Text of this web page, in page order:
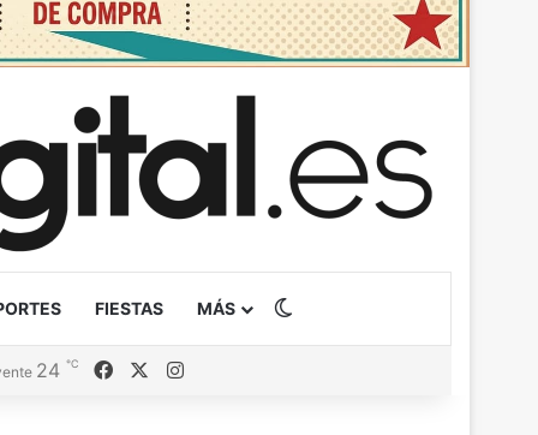
FIESTAS MÁS
24 ℃ FacebookInstagram